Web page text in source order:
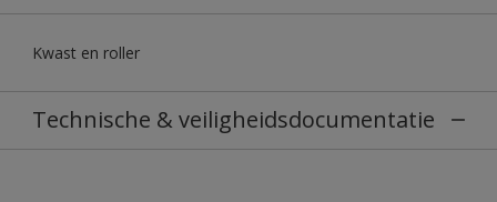
Kwast en roller
Technische & veiligheidsdocumentatie